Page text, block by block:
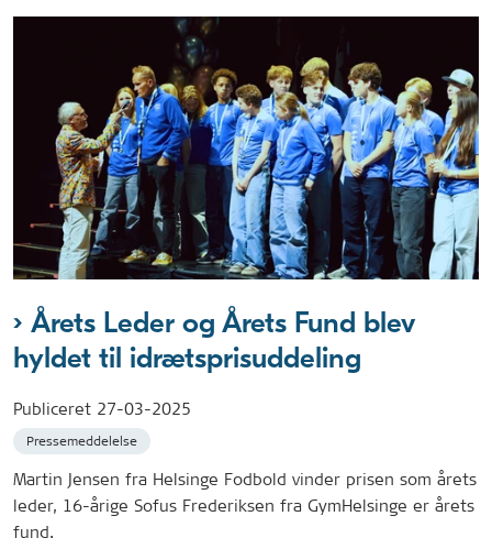
Årets Leder og Årets Fund blev
hyldet til idrætsprisuddeling
Publiceret 27-03-2025
Pressemeddelelse
Martin Jensen fra Helsinge Fodbold vinder prisen som årets
leder, 16-årige Sofus Frederiksen fra GymHelsinge er årets
fund.